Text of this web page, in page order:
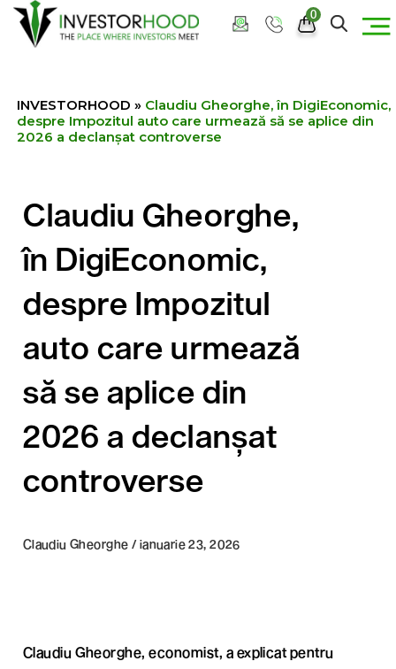
0
INVESTORHOOD » Claudiu Gheorghe, în DigiEconomic,
despre Impozitul auto care urmează să se aplice din
2026 a declanșat controverse
Claudiu Gheorghe,
în DigiEconomic,
despre Impozitul
auto care urmează
să se aplice din
2026 a declanșat
controverse
Claudiu Gheorghe / ianuarie 23, 2026
Claudiu Gheorghe, economist, a explicat pentru